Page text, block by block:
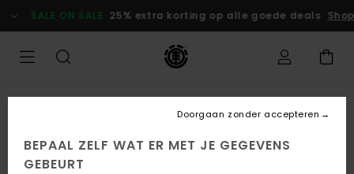
naar
Productinformatie
SALE ON SALE 25% extra korting op alle goede deals
BEPAAL ZELF WAT ER MET JE GEGEVENS
GEBEURT
Doorgaan zonder accepteren